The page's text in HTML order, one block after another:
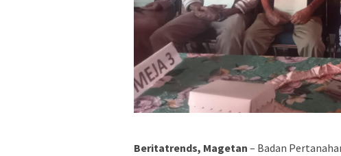
Beritatrends, Magetan – Badan